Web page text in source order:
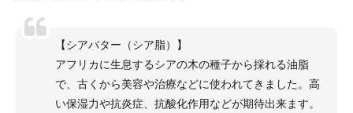
【シアバター（シア脂）】
アフリカに生息するシアの木の種子から採れる油脂
で、古くから美容や治療などに使われてきました。高
い保湿力や抗炎症、抗酸化作用などが期待出来ます。